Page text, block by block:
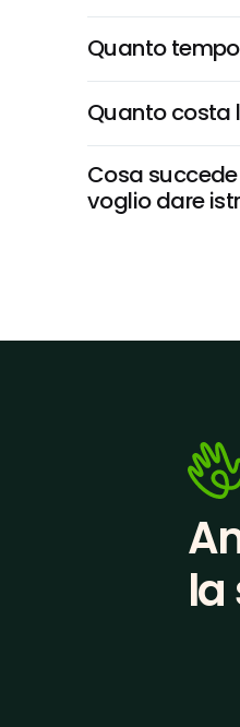
Quanto
Quanto costa
Cosa succede
voglio dare
la